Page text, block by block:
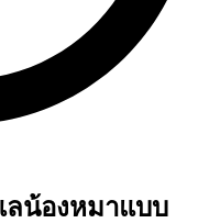
น้องหมาแบบ